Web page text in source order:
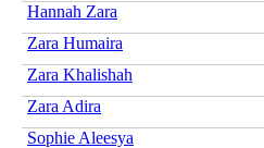
Hannah Zara
Zara Humaira
Zara Khalishah
Zara Adira
Sophie Aleesya